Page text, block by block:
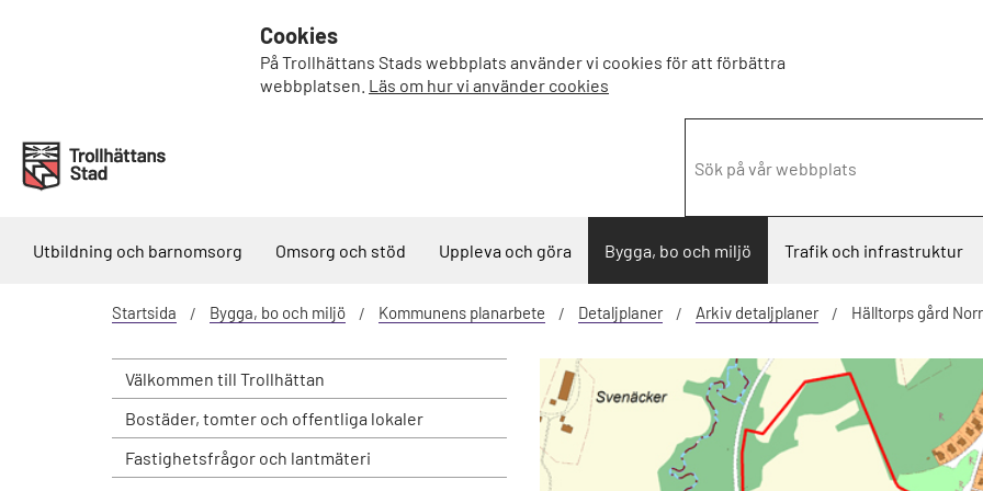
Cookies
På Trollhättans Stads webbplats använder vi cookies för att förbättra
webbplatsen. Läs om hur vi använder cookies
Utbildning och barnomsorg Omsorg och stöd Uppleva och göra Bygga, bo och miljö Trafik och infrastruktur
Startsida Bygga, bo och miljö Kommunens planarbete Detaljplaner Arkiv detaljplaner Hälltorps gård
Välkommen till Trollhättan
Bostäder, tomter och offentliga lokaler
Fastighetsfrågor och lantmäteri